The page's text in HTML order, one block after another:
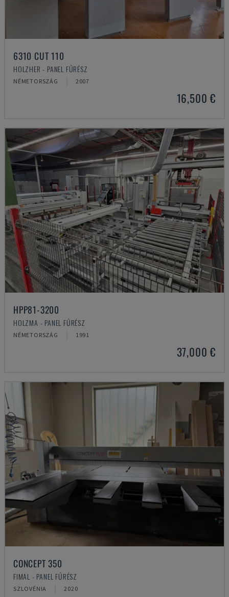
6310 CUT 110
HOLZHER - PANEL FŰRÉSZ
NÉMETORSZÁG 2007
16,500 €
HPP81-3200
HOLZMA - PANEL FŰRÉSZ
NÉMETORSZÁG 1991
37,000 €
CONCEPT 350
FIMAL - PANEL FŰRÉSZ
SZLOVÉNIA 2020